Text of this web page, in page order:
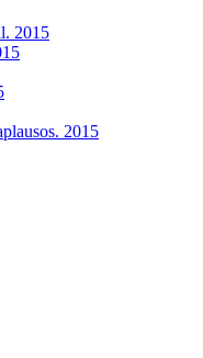
2015
2015